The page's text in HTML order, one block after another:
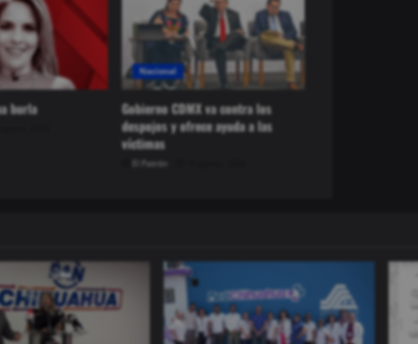
burla
Nacional
Gobierno CDMX va contra los
despojos y ofrece ayuda a las
víctimas
El Patrón